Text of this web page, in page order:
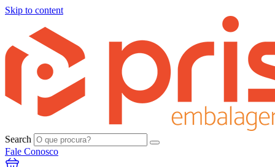
Skip to content
Search
Fale Conosco